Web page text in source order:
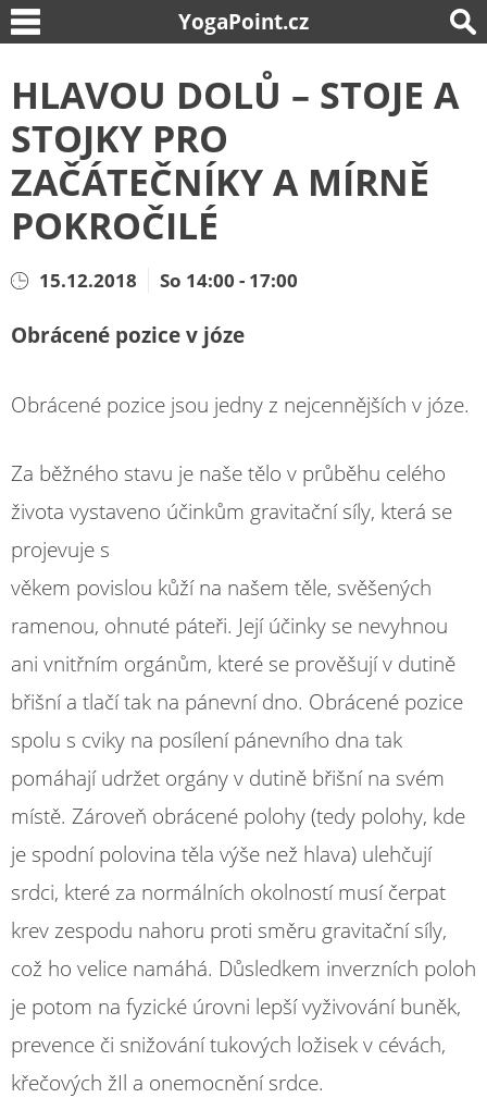
YogaPoint.cz
HLAVOU DOLŮ – STOJE A
STOJKY PRO
ZAČÁTEČNÍKY A MÍRNĚ
POKROČILÉ
15.12.2018 So 14:00 - 17:00
Obrácené pozice v józe
Obrácené pozice jsou jedny z nejcennějších v józe.
Za běžného stavu je naše tělo v průběhu celého
života vystaveno účinkům gravitační síly, která se
projevuje s
věkem povislou kůží na našem těle, svěšených
ramenou, ohnuté páteři. Její účinky se nevyhnou
ani vnitřním orgánům, které se prověšují v dutině
břišní a tlačí tak na pánevní dno. Obrácené pozice
spolu s cviky na posílení pánevního dna tak
pomáhají udržet orgány v dutině břišní na svém
místě. Zároveň obrácené polohy (tedy polohy, kde
je spodní polovina těla výše než hlava) ulehčují
srdci, které za normálních okolností musí čerpat
krev zespodu nahoru proti směru gravitační síly,
což ho velice namáhá. Důsledkem inverzních poloh
je potom na fyzické úrovni lepší vyživování buněk,
prevence či snižování tukových ložisek v cévách,
křečových žIl a onemocnění srdce.